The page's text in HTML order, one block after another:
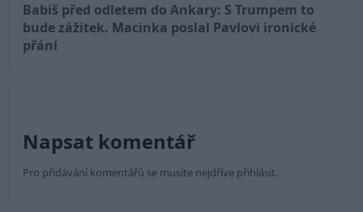
Babiš před odletem do Ankary: S Trumpem to
bude zážitek. Macinka poslal Pavlovi ironické
přání
Napsat komentář
Pro přidávání komentářů se musíte nejdříve přihlásit.